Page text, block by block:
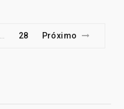
… 28 Próximo